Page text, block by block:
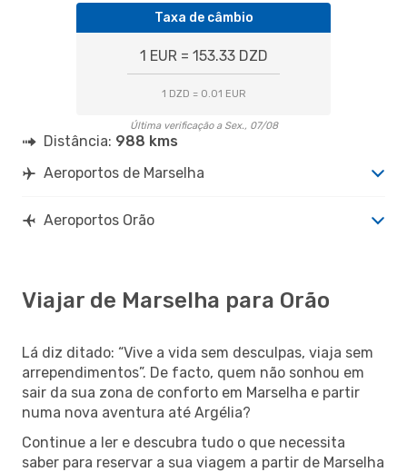
Taxa de câmbio
1 EUR = 153.33 DZD
1 DZD = 0.01 EUR
Última verificação a Sex., 07/08
Distância: 988 kms
Aeroportos de Marselha
Aeroportos Orão
Viajar de Marselha para Orão
Lá diz ditado: “Vive a vida sem desculpas, viaja sem
arrependimentos”. De facto, quem não sonhou em
sair da sua zona de conforto em Marselha e partir
numa nova aventura até Argélia?
Continue a ler e descubra tudo o que necessita
saber para reservar a sua viagem a partir de Marselha